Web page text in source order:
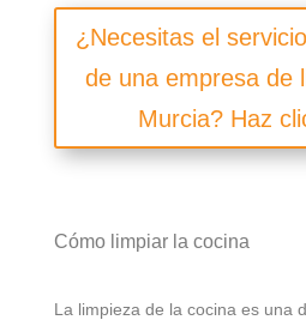
¿Necesitas el
de una empresa de
Murcia? Haz
Cómo limpiar la cocina
La limpieza de la cocina es una